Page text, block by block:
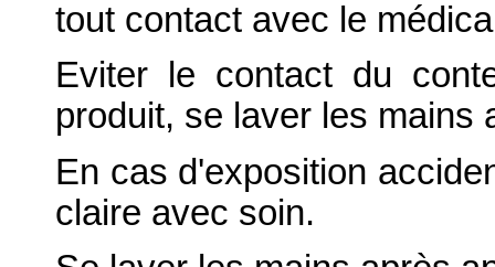
tout contact avec le
Eviter le contact du
produit, se laver les mains
En cas d'exposition
claire avec soin.